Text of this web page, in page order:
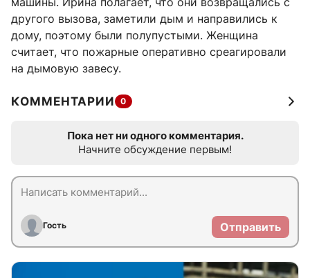
другого вызова, заметили дым и направились к
дому, поэтому были полупустыми. Женщина
считает, что пожарные оперативно среагировали
на дымовую завесу.
КОММЕНТАРИИ 0
Пока нет ни одного комментария.
Начните обсуждение первым!
Гость Отправить